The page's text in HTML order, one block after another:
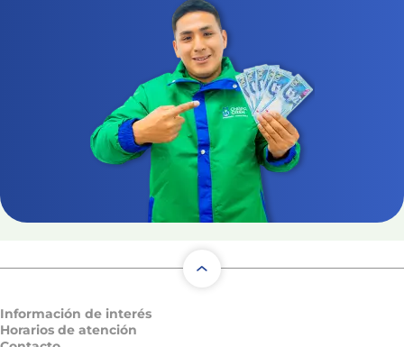
Información de interés
Horarios de atención